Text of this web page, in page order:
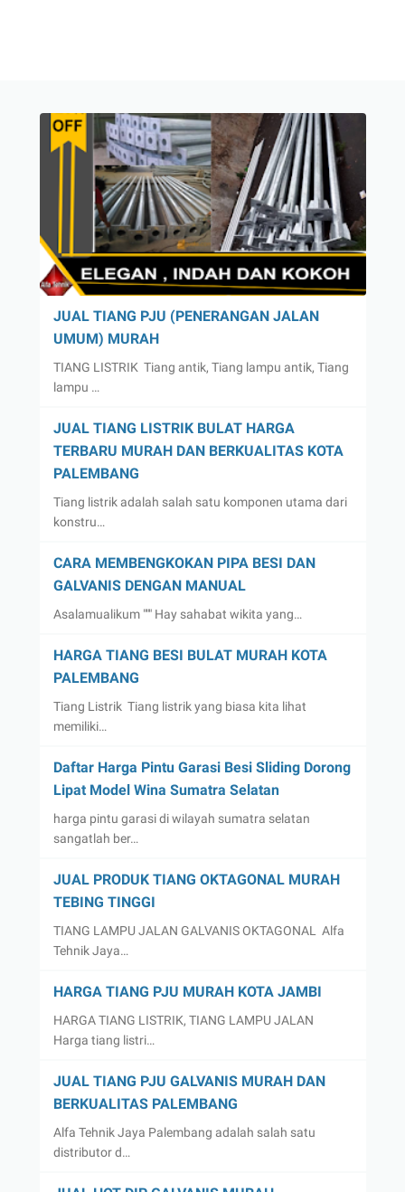
JUAL TIANG PJU (PENERANGAN JALAN
UMUM) MURAH
TIANG LISTRIK Tiang antik, Tiang lampu antik, Tiang
lampu …
JUAL TIANG LISTRIK BULAT HARGA
TERBARU MURAH DAN BERKUALITAS KOTA
PALEMBANG
Tiang listrik adalah salah satu komponen utama dari
konstru…
CARA MEMBENGKOKAN PIPA BESI DAN
GALVANIS DENGAN MANUAL
Asalamualikum """ Hay sahabat wikita yang…
HARGA TIANG BESI BULAT MURAH KOTA
PALEMBANG
Tiang Listrik Tiang listrik yang biasa kita lihat
memiliki…
Daftar Harga Pintu Garasi Besi Sliding Dorong
Lipat Model Wina Sumatra Selatan
harga pintu garasi di wilayah sumatra selatan
sangatlah ber…
JUAL PRODUK TIANG OKTAGONAL MURAH
TEBING TINGGI
TIANG LAMPU JALAN GALVANIS OKTAGONAL Alfa
Tehnik Jaya…
HARGA TIANG PJU MURAH KOTA JAMBI
HARGA TIANG LISTRIK, TIANG LAMPU JALAN
Harga tiang listri…
JUAL TIANG PJU GALVANIS MURAH DAN
BERKUALITAS PALEMBANG
Alfa Tehnik Jaya Palembang adalah salah satu
distributor d…